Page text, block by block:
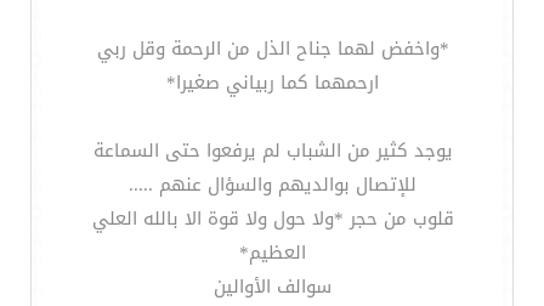
*واخفض لهما جناح الذل من الرحمة وقل ربي
ارحمهما كما ربياني صغيرا*
يوجد كثير من الشباب لم يرفعوا حتى السماعة
للإتصال بوالديهم والسؤال عنهم .....
قلوب من حجر *ولا حول ولا قوة الا بالله العلي
العظيم*
سوالف الأوالين